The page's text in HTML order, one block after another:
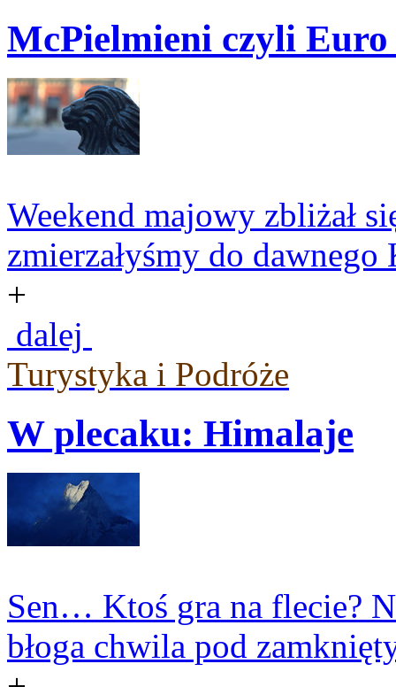
McPielmieni czyli Euro
Weekend majowy zbliżał
zmierzałyśmy do
+
dalej
Turystyka i Podróże
W plecaku: Himalaje
Sen… Ktoś gra na flecie?
błoga chwila pod